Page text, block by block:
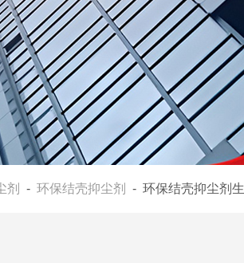
剂 - 环保结壳抑尘剂 - 环保结壳抑尘剂